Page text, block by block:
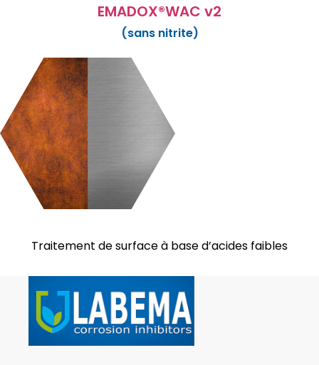
EMADOX®WAC v2
(sans nitrite)
Traitement de surface à base d’acides faibles